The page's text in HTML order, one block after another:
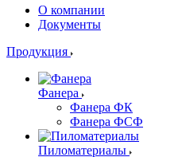
О компании
Документы
Продукция
Фанера
Фанера ФК
Фанера ФСФ
Пиломатериалы